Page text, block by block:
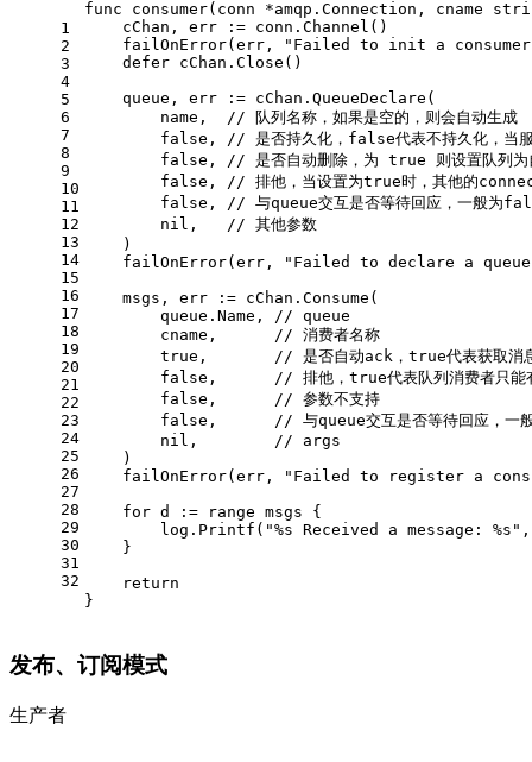
1
2
3
4
5
6
7
8
9
10
11
12
13
14
15
16
17
18
19
20
21
22
23
24
25
26
27
28
29
30
31
32
func consumer(conn *amqp.Connection, cname
    cChan, err := conn.Channel()
    failOnError(err,
"Failed to init a
defer cChan.Close()
    queue, err := cChan.QueueDeclare(
        name,
// 队列名称，如果是空的，则会自动生成
false ,
// 是否持久化，false代表不持久化，当服
false ,
// 是否自动删除，为 true 则设置队列为自
false ,
// 排他，当设置为true时，其他的
false ,
// 与queue交互是否等待回应，一般为
nil ,
// 其他参数
    )
    failOnError(err,
"Failed to declare a
    msgs, err := cChan.Consume(
        queue.Name,
// queue
        cname,
// 消费者名称
true ,
// 是否自动ack，true代表获取消
false ,
// 排他，true代表队列消费者只能
false ,
// 参数不支持
false ,
// 与queue交互是否等待回应，一
nil ,
// args
    )
    failOnError(err,
"Failed to register a
for d := range msgs {
        log.Printf(
"%s Received a message: %s"
    }
return
}
发布、订阅模式
生产者